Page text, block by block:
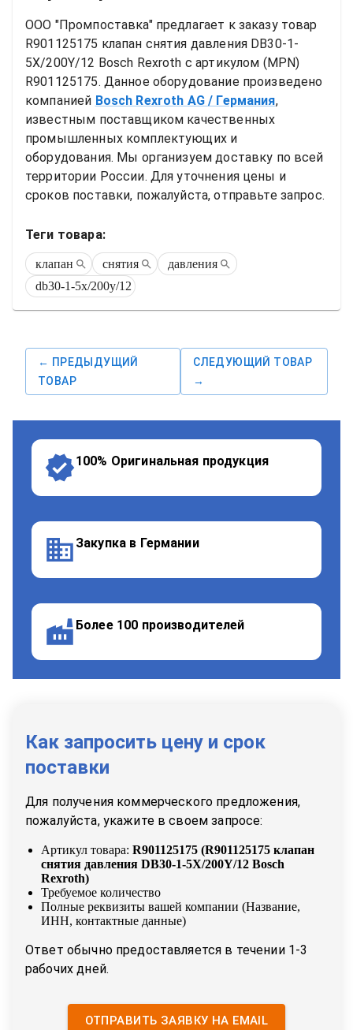
ООО "Промпоставка" предлагает к заказу товар
R901125175 клапан снятия давления DB30-1-
5X/200Y/12 Bosch Rexroth
R901125175. Данное оборудование произведено
компанией Bosch Rexroth AG / Германия,
известным поставщиком качественных
промышленных комплектующих и
оборудования. Мы организуем доставку по всей
территории России. Для уточнения цены и
сроков поставки, пожалуйста, отправьте запрос.
Теги товара:
клапан снятия
давления
db30-1-5x/200y/12
← ПРЕДЫДУЩИЙ
ТОВАР
СЛЕДУЮЩИЙ ТОВАР
→
100% Оригинальная продукция
Закупка в Германии
Более 100 производителей
Как запросить цену и срок
поставки
Для получения коммерческого предложения,
пожалуйста, укажите в своем запросе:
Артикул товара: R901125175 (R901125175 клапан
снятия давления DB30-1-5X/200Y/12 Bosch
Rexroth)
Требуемое количество
Полные реквизиты вашей компании (Название,
ИНН, контактные данные)
Ответ обычно предоставляется в течении 1-3
рабочих дней.
ОТПРАВИТЬ ЗАЯВКУ НА EMAIL